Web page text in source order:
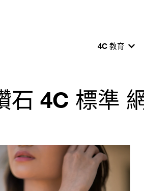
4C 教育
石 4C 標準